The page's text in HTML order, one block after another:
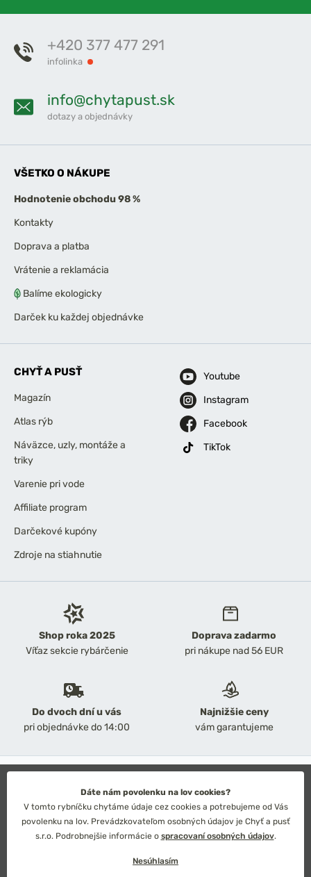
Shop roka 2025
Víťaz sekcie rybárčenie
Doprava zadarmo
pri nákupe nad 56 EUR
Do dvoch dní u vás
pri objednávke do 14:00
Najnižšie ceny
vám garantujeme
+420 377 477 291
infolinka
info@chytapust.sk
dotazy a objednávky
VŠETKO O NÁKUPE
Hodnotenie obchodu 98 %
Kontakty
Doprava a platba
Vrátenie a reklamácia
Balíme ekologicky
Darček ku každej objednávke
CHYŤ A PUSŤ
Magazín
Atlas rýb
Náväzce, uzly, montáže a
triky
Varenie pri vode
Affiliate program
Darčekové kupóny
Zdroje na stiahnutie
Youtube
Instagram
Facebook
TikTok
Obchodné podmienky
Ochrana osobných údajov
Technické riešenie: Simplia s.r.o.
Strategický dizajn: Petr Široký
Dáte nám povolenku na lov cookies?
V tomto rybníčku chytáme údaje cez cookies a potrebujeme od Vás
povolenku na lov. Prevádzkovateľom osobných údajov je Chyť a pusť
s.r.o. Podrobnejšie informácie o spracovaní osobných údajov.
Nesúhlasím